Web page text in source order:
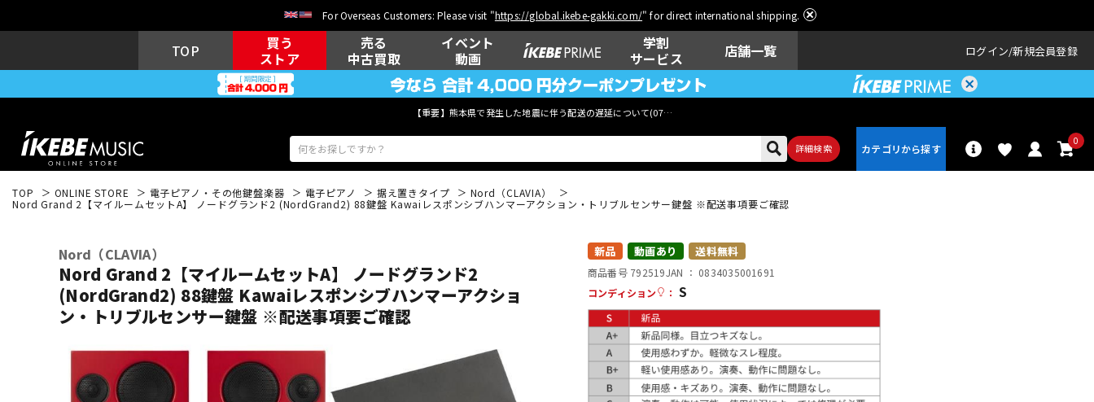
For Overseas Customers: Please visit "https://global.ikebe-gakki.com/" for direct international shipping.
TOP
買う
ストア
売る
中古買取
イベント
動画
学割
サービス
店舗一覧 ログイン 新規会員登録
【重要】熊本県で発生した地震に伴う配送の遅延について(07月29日
詳細検索
0
キーボード 電子ピアノ 管楽器 その他楽器 アンプ
DJ機器 DTM DTM オンラ レコーディン
グ機器
配信/ライブ
機器
TOP ONLINE STORE 電子ピアノ・その他鍵盤楽器 電子ピアノ 据え置きタイプ
Nord（CLAVIA）
Nord Grand 2【マイルームセットA】 ノードグランド2 (NordGrand2) 88鍵盤 Kawaiレスポンシブハンマーアクション・トリブルセンサー鍵盤 ※配送事項要ご確認
Nord（CLAVIA）
Nord Grand 2【マイルームセットA】 ノードグランド2
(NordGrand2) 88鍵盤 Kawaiレスポンシブハンマーアクショ
ン・トリブルセンサー鍵盤 ※配送事項要ご確認
新品 動画あり 送料無料
商品番号 792519JAN ： 0834035001691
コンディション
： S